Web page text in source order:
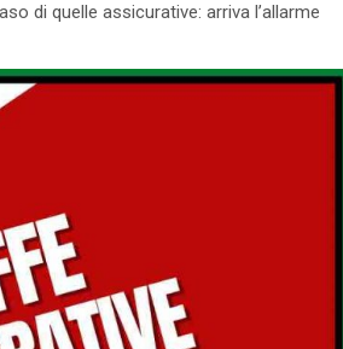
di quelle assicurative: arriva l’allarme